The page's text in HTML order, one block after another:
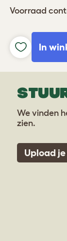
Voorraad
In
We vinden
zien.
Upload